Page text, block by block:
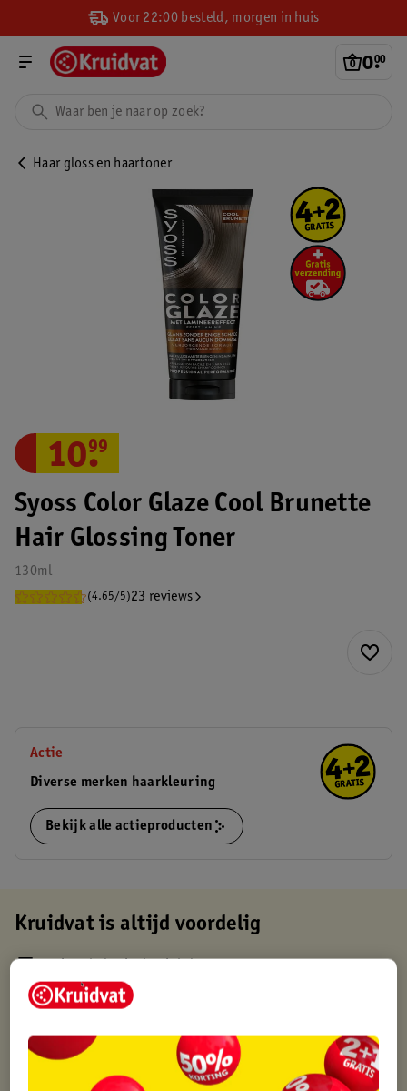
Voor 22:00 besteld, morgen in huis
0.
00
Haar gloss en haartoner
Syoss Color Glaze Cool Brunette
Hair Glossing Toner
130ml
(4.65/5)23 reviews
10.
99
Actie
Diverse merken haarkleuring
Bekijk alle actieproducten
Kruidvat is altijd voordelig
Op werkdagen voor 22:00 uur besteld, volgende dag in huis
Gratis thuisbezorgd vanaf 50.00
Gratis punten met je Kruidvat kaart